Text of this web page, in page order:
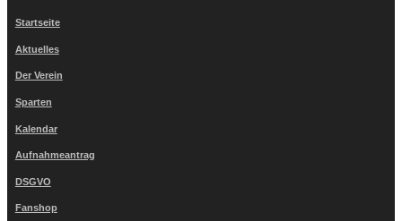
Startseite
Aktuelles
Der Verein
Sparten
Kalendar
Aufnahmeantrag
DSGVO
Fanshop